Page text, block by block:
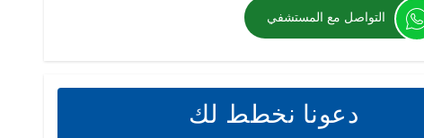
التواصل مع المستشفي
دعونا نخطط لك